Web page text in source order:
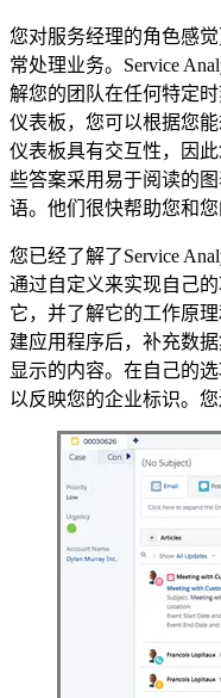
您对服务经理的角色感
常处理业务。Service
解您的团队在任何特定时
仪表板，您可以根据您
仪表板具有交互性，因
些答案采用易于阅读的
语。他们很快帮助您和
您已经了解了Service
通过自定义来实现自己
它，并了解它的工作原
建应用程序后，补充数
显示的内容。在自己的
以反映您的企业标识。